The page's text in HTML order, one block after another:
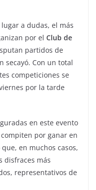
a dudas, el más
por el Club de
partidos de
secayó. Con un total
competiciones se
por la tarde
en este evento
por ganar en
en muchos casos,
disfraces más
representativos de